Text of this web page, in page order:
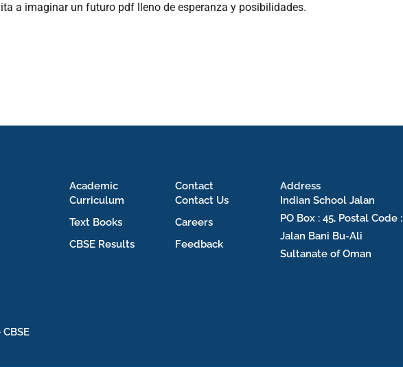
a imaginar un futuro pdf lleno de esperanza y posibilidades.
Academic
Curriculum
Text Books
CBSE Results
Contact
Contact Us
Careers
Feedback
Address
Indian School Jalan
PO Box : 45, Postal Code
Jalan Bani Bu-Ali
Sultanate of Oman